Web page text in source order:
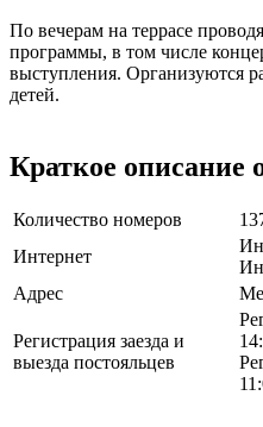
По вечерам на террасе
программы, в том числе
выступления. Организуются
детей.
Краткое описание
Количество номеров
Интернет
Адрес
Регистрация заезда и
выезда постояльцев